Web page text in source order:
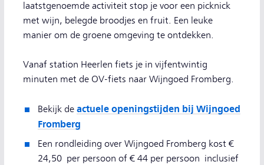
laatstgenoemde activiteit stop je voor een picknick
met wijn, belegde broodjes en fruit. Een leuke
manier om de groene omgeving te ontdekken.
Vanaf station Heerlen fiets je in vijfentwintig
minuten met de OV-fiets naar Wijngoed Fromberg.
Bekijk de actuele openingstijden bij Wijngoed
Fromberg
Een rondleiding over Wijngoed Fromberg kost €
24,50 per persoon of € 44 per persoon inclusief